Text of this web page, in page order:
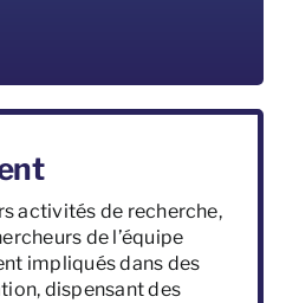
activités de recherche,
de l’équipe
impliqués dans des
dispensant des